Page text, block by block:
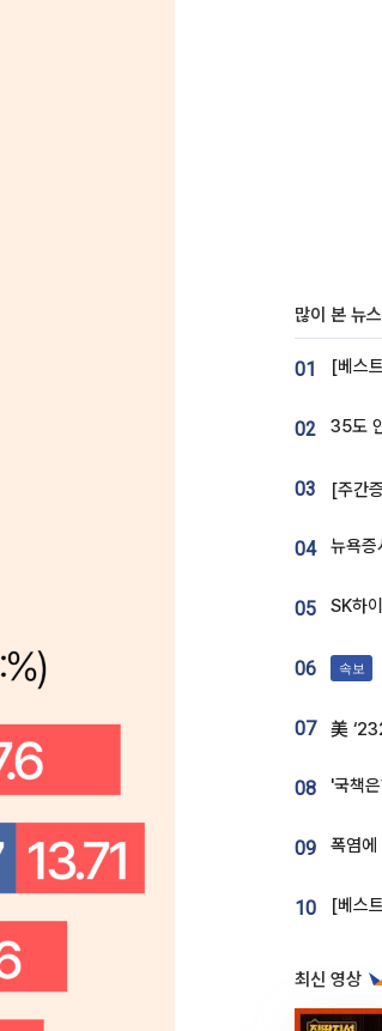
많이 본 뉴스
01
02
03
04
05
06 속보
07
08
09
10
최신 영상